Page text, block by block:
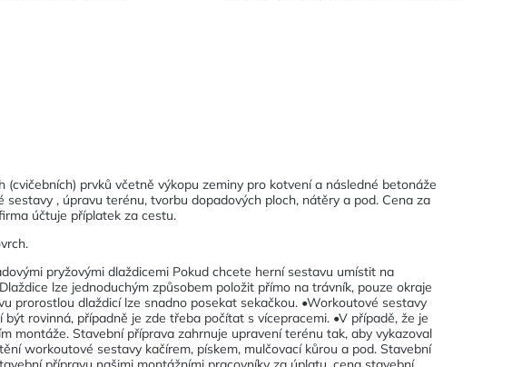
prvků včetně výkopu zeminy pro kotvení a následné betonáže
, úpravu terénu, tvorbu dopadových ploch, nátěry a pod. Cena za
účtuje příplatek za cestu.
pryžovými dlaždicemi Pokud chcete herní sestavu umístit na
lze jednoduchým způsobem položit přímo na trávník, pouze okraje
prorostlou dlaždicí lze snadno posekat sekačkou. •Workoutové sestavy
rovinná, případně je zde třeba počítat s vícepracemi. •V případě, že je
montáže. Stavební příprava zahrnuje upravení terénu tak, aby vykazoval
workoutové sestavy kačírem, pískem, mulčovací kůrou a pod. Stavební